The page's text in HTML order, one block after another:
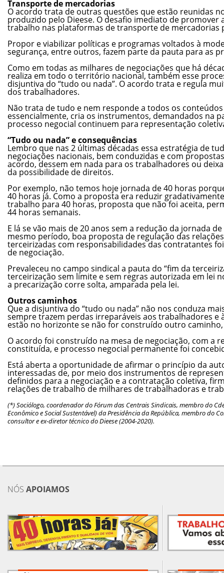
Transporte de mercadorias
O acordo trata de outras questões que estão reunidas
produzido pelo Dieese. O desafio imediato de promover
trabalho nas plataformas de transporte de mercadorias
Propor e viabilizar políticas e programas voltados à
segurança, entre outros, fazem parte da pauta para as
Como em todas as milhares de negociações que há
realiza em todo o território nacional, também esse
disjuntiva do “tudo ou nada”. O acordo trata e regula
dos trabalhadores.
Não trata de tudo e nem responde a todos os
essencialmente, cria os instrumentos, demandados na
processo negocial continuem para representação
“Tudo ou nada” e consequências
Lembro que nas 2 últimas décadas essa estratégia de
negociações nacionais, bem conduzidas e com
acordo, dessem em nada para os trabalhadores ou
da possibilidade de direitos.
Por exemplo, não temos hoje jornada de 40 horas
40 horas já. Como a proposta era reduzir
trabalho para 40 horas, proposta que não foi aceita,
44 horas semanais.
E lá se vão mais de 20 anos sem a redução da jornada
mesmo período, boa proposta de regulação das
terceirizadas com responsabilidades das contratantes
de negociação.
Prevaleceu no campo sindical a pauta do “fim da
terceirização sem limite e sem regras autorizada em lei
a precarização corre solta, amparada pela lei.
Outros caminhos
Que a disjuntiva do “tudo ou nada” não nos conduza
sempre trazem perdas irreparáveis aos trabalhadores e
estão no horizonte se não for construído outro
O acordo foi construído na mesa de negociação, com a
constituída, e processo negocial permanente foi
Está aberta a oportunidade de afirmar o princípio da
interessadas de, por meio dos instrumentos de
definidos para a negociação e a contratação coletiva,
relações de trabalho de milhares de trabalhadoras e
(*) Sociólogo, coordenador do Fórum das Centrais Sindicais, membro do
Econômico e Social Sustentável) da Presidência da República, membro do
consultor e ex-diretor técnico do Dieese (2004-2020).
NÓS APOIAMOS